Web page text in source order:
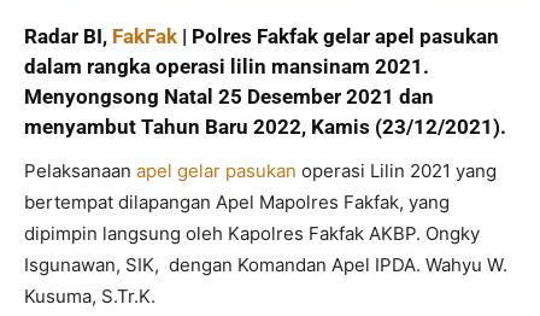
Radar BI, FakFak | Polres Fakfak gelar apel pasukan
dalam rangka operasi lilin mansinam 2021.
Menyongsong Natal 25 Desember 2021 dan
menyambut Tahun Baru 2022, Kamis (23/12/2021).
Pelaksanaan apel gelar pasukan operasi Lilin 2021 yang
bertempat dilapangan Apel Mapolres Fakfak, yang
dipimpin langsung oleh Kapolres Fakfak AKBP. Ongky
Isgunawan, SIK, dengan Komandan Apel IPDA. Wahyu W.
Kusuma, S.Tr.K.